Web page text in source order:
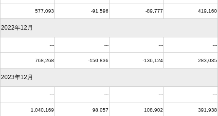
577,093 -91,596 -89,777 419,160
2022年12月
--- --- --- ---
768,268 -150,836 -136,124 283,035
2023年12月
--- --- --- ---
1,040,169 98,057 108,902 391,938